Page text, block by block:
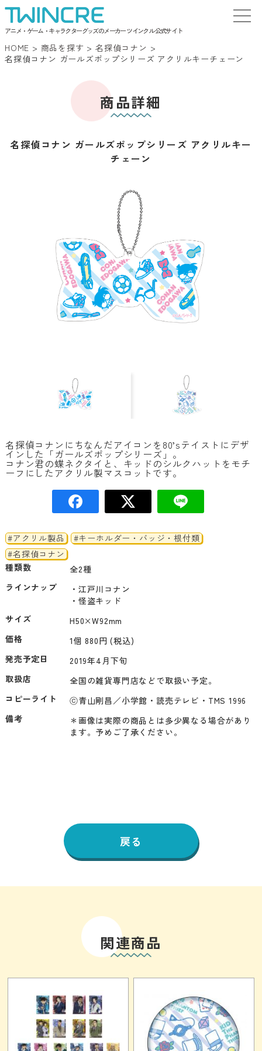
アニメ・ゲーム・キャラクターグッズのメーカー ツインクル 公式サイト
HOME > 商品を探す >名探偵コナン >
名探偵コナン ガールズポップシリーズ アクリルキーチェーン
商品詳細
名探偵コナン ガールズポップシリーズ アクリルキー
チェーン
名探偵コナンにちなんだアイコンを80’sテイストにデザ
インした「ガールズポップシリーズ」。
コナン君の蝶ネクタイと、キッドのシルクハットをモチ
ーフにしたアクリル製マスコットです。
#アクリル製品
#キーホルダー・バッジ・根付類
#名探偵コナン
種類数
全2種
ラインナップ
・江戸川コナン
・怪盗キッド
サイズ
H50×W92mm
価格
1個 880円 (税込)
発売予定日
2019年4月下旬
取扱店
全国の雑貨専門店などで取扱い予定。
コピーライト
ⓒ青山剛昌／小学館・読売テレビ・TMS 1996
備考
＊画像は実際の商品とは多少異なる場合があり
ます。予めご了承ください。
戻る
関連商品